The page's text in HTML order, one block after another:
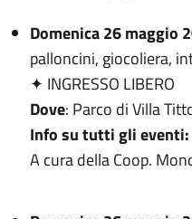
Domenica 26 maggio
palloncini, giocoliera,
✦ INGRESSO LIBERO
Dove: Parco di Villa
Info su tutti gli eventi:
A cura della Coop.